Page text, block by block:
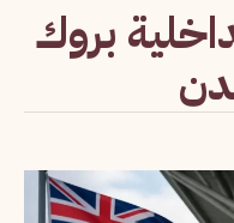
بروك